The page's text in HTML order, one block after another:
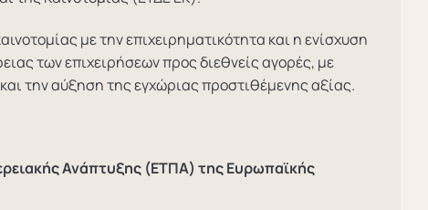
με την επιχειρηματικότητα και η ενίσχυση
των επιχειρήσεων προς διεθνείς αγορές, με
την αύξηση της εγχώριας προστιθέμενης αξίας.
Ανάπτυξης (ΕΤΠΑ) της Ευρωπαϊκής